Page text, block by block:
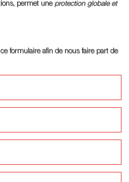
permet une protection globale et
formulaire afin de nous faire part de